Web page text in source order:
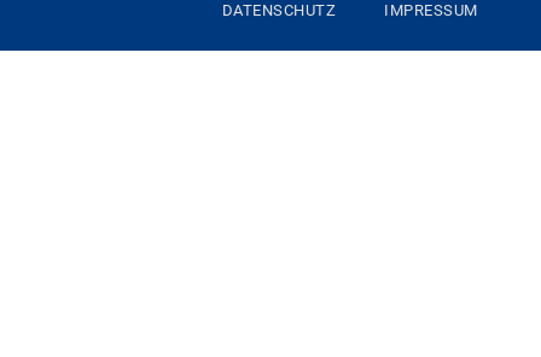
DATENSCHUTZ IMPRESSUM